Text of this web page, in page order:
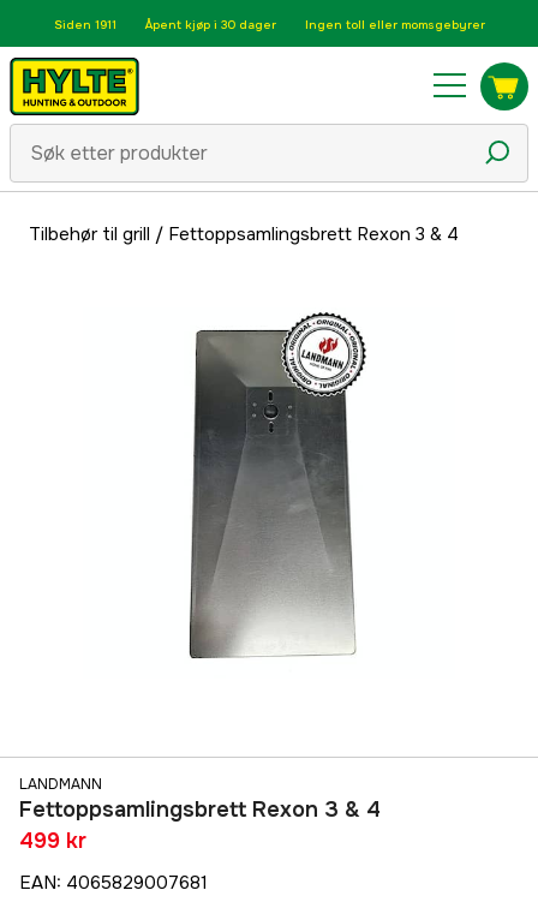
Siden 1911 Åpent kjøp i 30 dager Ingen toll eller momsgebyrer
Tilbehør til grill / Fettoppsamlingsbrett Rexon 3 & 4
LANDMANN
Fettoppsamlingsbrett Rexon 3 & 4
499 kr
EAN: 4065829007681